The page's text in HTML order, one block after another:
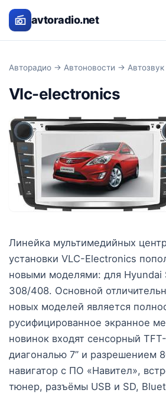
avtoradio.net
Авторадио → Автоновости → Автозвук
Vlc-electronics
Линейка мультимедийных
установки VLC-Electronics
новыми моделями: для Hyundai
308/408. Основной
новых моделей является
русифицированное экранное
новинок входят сенсорный
диагональю 7” и разрешением
навигатор с ПО «Навител»,
тюнер, разъёмы USB и SD,